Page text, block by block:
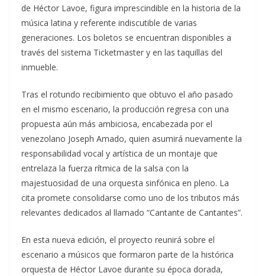
de Héctor Lavoe, figura imprescindible en la historia de la
música latina y referente indiscutible de varias
generaciones. Los boletos se encuentran disponibles a
través del sistema Ticketmaster y en las taquillas del
inmueble.
Tras el rotundo recibimiento que obtuvo el año pasado
en el mismo escenario, la producción regresa con una
propuesta aún más ambiciosa, encabezada por el
venezolano Joseph Amado, quien asumirá nuevamente la
responsabilidad vocal y artística de un montaje que
entrelaza la fuerza rítmica de la salsa con la
majestuosidad de una orquesta sinfónica en pleno. La
cita promete consolidarse como uno de los tributos más
relevantes dedicados al llamado “Cantante de Cantantes”.
En esta nueva edición, el proyecto reunirá sobre el
escenario a músicos que formaron parte de la histórica
orquesta de Héctor Lavoe durante su época dorada,